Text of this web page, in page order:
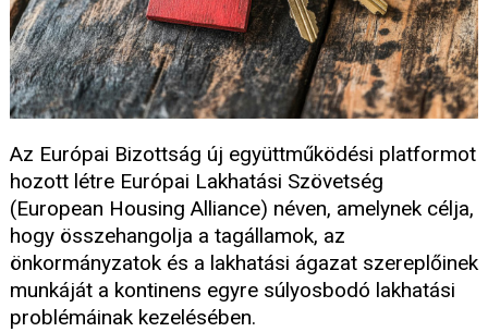
Az Európai Bizottság új együttműködési platformot
hozott létre Európai Lakhatási Szövetség
(European Housing Alliance) néven, amelynek célja,
hogy összehangolja a tagállamok, az
önkormányzatok és a lakhatási ágazat szereplőinek
munkáját a kontinens egyre súlyosbodó lakhatási
problémáinak kezelésében.